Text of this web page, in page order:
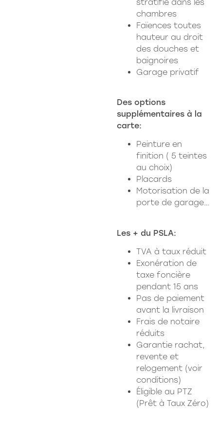
stratifié dans les
chambres
Faïences toutes
hauteur au droit
des douches et
baignoires
Garage privatif
Des options
supplémentaires à la
carte:
Peinture en
finition ( 5 teintes
au choix)
Placards
Motorisation de la
porte de garage…
Les + du PSLA:
TVA à taux réduit
Exonération de
taxe foncière
pendant 15 ans
Pas de paiement
avant la livraison
Frais de notaire
réduits
Garantie rachat,
revente et
relogement (voir
conditions)
Éligible au PTZ
(Prêt à Taux Zéro)